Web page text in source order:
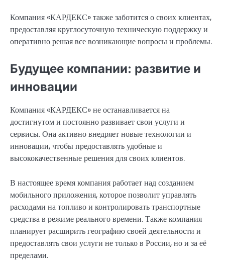
Компания «КАРДЕКС» также заботится о своих клиентах,
предоставляя круглосуточную техническую поддержку и
оперативно решая все возникающие вопросы и проблемы.
Будущее компании: развитие и
инновации
Компания «КАРДЕКС» не останавливается на
достигнутом и постоянно развивает свои услуги и
сервисы. Она активно внедряет новые технологии и
инновации, чтобы предоставлять удобные и
высококачественные решения для своих клиентов.
В настоящее время компания работает над созданием
мобильного приложения, которое позволит управлять
расходами на топливо и контролировать транспортные
средства в режиме реального времени. Также компания
планирует расширить географию своей деятельности и
предоставлять свои услуги не только в России, но и за её
пределами.